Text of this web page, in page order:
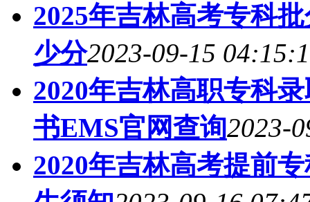
2025年吉林高考专科
少分2023-09-15
2020年吉林高职专科
书EMS官网查询2023-
2020年吉林高考提前